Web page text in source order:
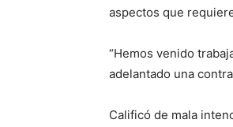
aspectos que
“Hemos venido
adelantado una
Calificó de mala